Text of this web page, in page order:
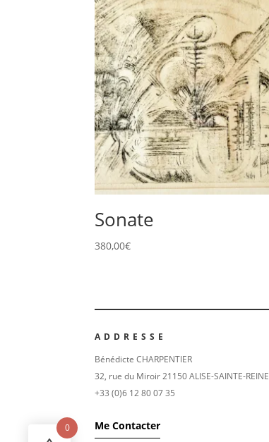
Sonate
380,00€
ADDRESSE
Bénédicte CHARPENTIER
32, rue du Miroir 21150 ALISE-SAINTE-REINE
+33 (0)6 12 80 07 35
Me Contacter
0